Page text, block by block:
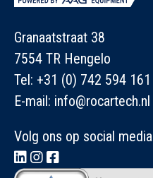
Granaatstraat 38
7554 TR Hengelo
Tel: +31 (0) 742 594 161
E-mail: info@rocartech.nl
Volg ons op social media